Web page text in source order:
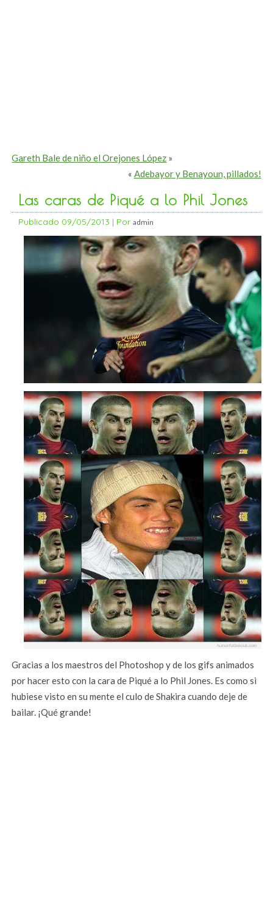
Gareth Bale de niño el Orejones López »
« Adebayor y Benayoun, pillados!
Las caras de Piqué a lo Phil Jones
Publicado 09/05/2013 | Por admin
Gracias a los maestros del Photoshop y de los gifs animados
por hacer esto con la cara de Piqué a lo Phil Jones. Es como si
hubiese visto en su mente el culo de Shakira cuando deje de
bailar. ¡Qué grande!